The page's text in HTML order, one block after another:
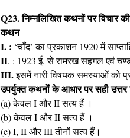
Q23. निम्नलिखित कथनों पर विचार
कथन
I. : ‘चाँद’ का प्रकाशन 1920 में
II. : 1923 ई. से रामरख सहगल एवं
III.इसमें नारी विषयक समस्याओं को
उपर्युक्त कथनों के आधार पर सही
(a) केवल I और II सत्य हैं ।
(b) केवल I और II सत्य हैं ।
(c) I, II और III तीनों सत्य हैं।